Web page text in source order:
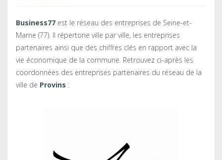
Business77 est le réseau des entreprises de Seine-et-
Marne (77). Il répertorie ville par ville, les entreprises
partenaires ainsi que des chiffres clés en rapport avec la
vie économique de la commune. Retrouvez ci-après les
coordonnées des entreprises partenaires du réseau de la
ville de Provins :